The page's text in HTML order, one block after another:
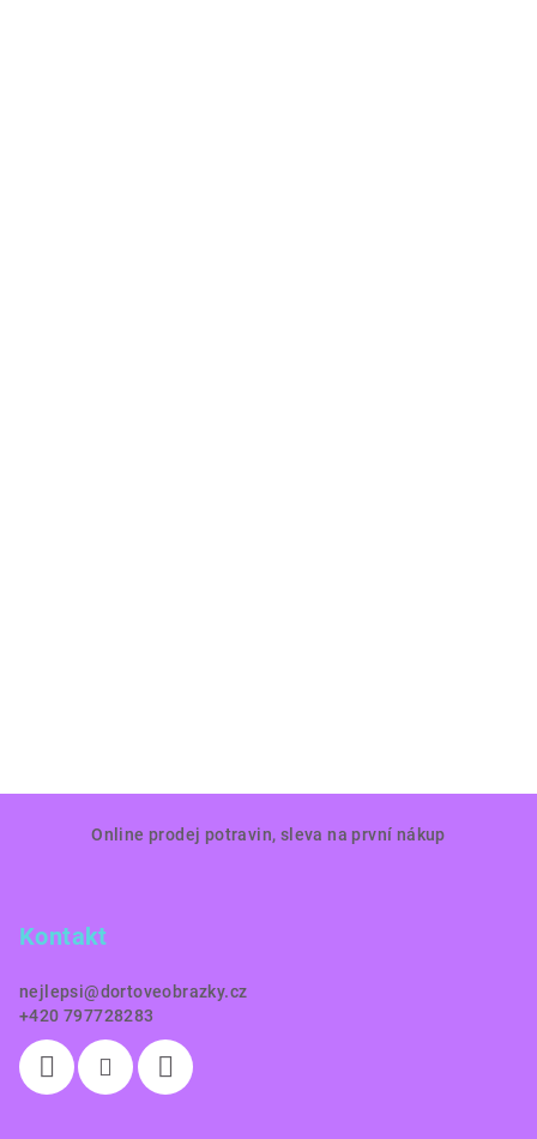
Online prodej potravin, sleva na první nákup
Kontakt
nejlepsi@dortoveobrazky.cz
+420 797728283